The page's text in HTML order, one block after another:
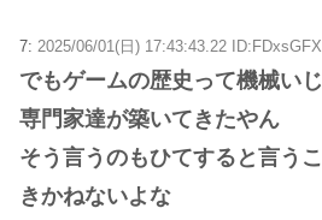
7: 2025/06/01(日) 17:43:43.22
でもゲームの歴史って機械い
専門家達が築いてきたやん
そう言うのもひてすると言う
きかねないよな